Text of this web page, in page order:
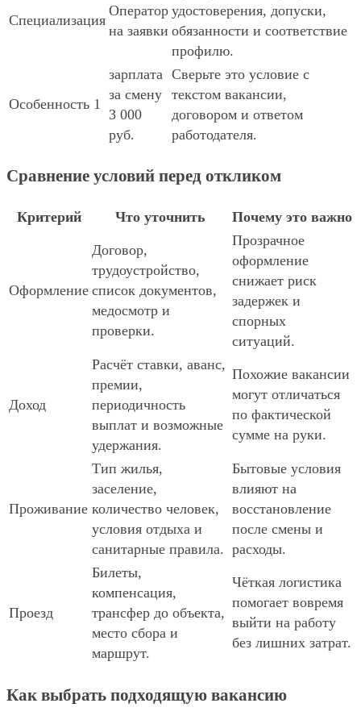
Специализация
Оператор
на заявки
удостоверения, допуски,
обязанности и соответствие
профилю.
Особенность 1
зарплата
за смену
3 000
руб.
Сверьте это условие с
текстом вакансии,
договором и ответом
работодателя.
Сравнение условий перед откликом
Критерий Что уточнить Почему это важно
Оформление
Договор,
трудоустройство,
список документов,
медосмотр и
проверки.
Прозрачное
оформление
снижает риск
задержек и
спорных
ситуаций.
Доход
Расчёт ставки, аванс,
премии,
периодичность
выплат и возможные
удержания.
Похожие вакансии
могут отличаться
по фактической
сумме на руки.
Проживание
Тип жилья,
заселение,
количество человек,
условия отдыха и
санитарные правила.
Бытовые условия
влияют на
восстановление
после смены и
расходы.
Проезд
Билеты,
компенсация,
трансфер до объекта,
место сбора и
маршрут.
Чёткая логистика
помогает вовремя
выйти на работу
без лишних затрат.
Как выбрать подходящую вакансию